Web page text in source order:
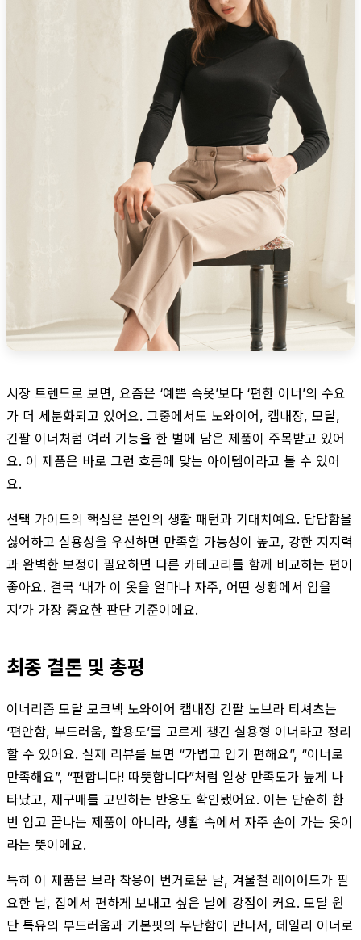
시장 트렌드로 보면, 요즘은 ‘예쁜 속옷’보다 ‘편한 이너’의 수요
가 더 세분화되고 있어요. 그중에서도 노와이어, 캡내장, 모달,
긴팔 이너처럼 여러 기능을 한 벌에 담은 제품이 주목받고 있어
요. 이 제품은 바로 그런 흐름에 맞는 아이템이라고 볼 수 있어
요.
선택 가이드의 핵심은 본인의 생활 패턴과 기대치예요. 답답함을
싫어하고 실용성을 우선하면 만족할 가능성이 높고, 강한 지지력
과 완벽한 보정이 필요하면 다른 카테고리를 함께 비교하는 편이
좋아요. 결국 ‘내가 이 옷을 얼마나 자주, 어떤 상황에서 입을
지’가 가장 중요한 판단 기준이에요.
최종 결론 및 총평
이너리즘 모달 모크넥 노와이어 캡내장 긴팔 노브라 티셔츠는
‘편안함, 부드러움, 활용도’를 고르게 챙긴 실용형 이너라고 정리
할 수 있어요. 실제 리뷰를 보면 “가볍고 입기 편해요”, “이너로
만족해요”, “편합니다! 따뜻합니다”처럼 일상 만족도가 높게 나
타났고, 재구매를 고민하는 반응도 확인됐어요. 이는 단순히 한
번 입고 끝나는 제품이 아니라, 생활 속에서 자주 손이 가는 옷이
라는 뜻이에요.
특히 이 제품은 브라 착용이 번거로운 날, 겨울철 레이어드가 필
요한 날, 집에서 편하게 보내고 싶은 날에 강점이 커요. 모달 원
단 특유의 부드러움과 기본핏의 무난함이 만나서, 데일리 이너로